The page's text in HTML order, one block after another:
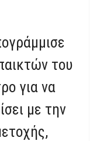
του
για να
με την